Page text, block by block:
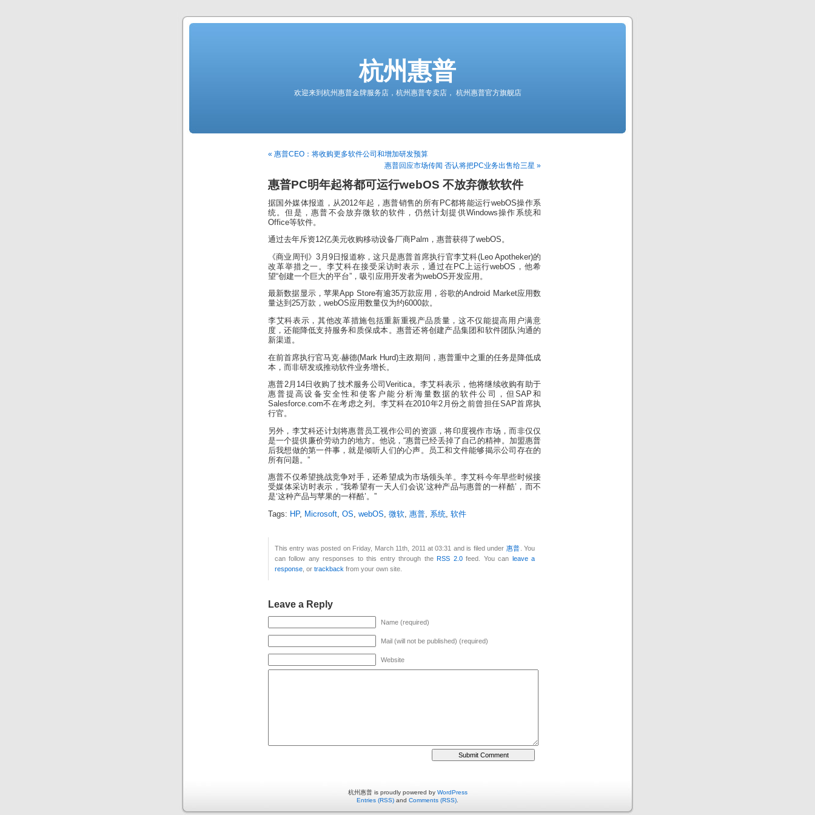
杭州惠普
欢迎来到杭州惠普金牌服务店，杭州惠普专卖店， 杭州惠普官方旗舰店
« 惠普CEO：将收购更多软件公司和增加研发预算
惠普回应市场传闻 否认将把PC业务出售给三星 »
惠普PC明年起将都可运行webOS 不放弃微软软件
据国外媒体报道，从2012年起，惠普销售的所有PC都将能运行webOS操作系
统。但是，惠普不会放弃微软的软件，仍然计划提供Windows操作系统和
Office等软件。
通过去年斥资12亿美元收购移动设备厂商Palm，惠普获得了webOS。
《商业周刊》3月9日报道称，这只是惠普首席执行官李艾科(Leo Apotheker)的
改革举措之一。李艾科在接受采访时表示，通过在PC上运行webOS，他希
望“创建一个巨大的平台”，吸引应用开发者为webOS开发应用。
最新数据显示，苹果App Store有逾35万款应用，谷歌的Android Market应用数
量达到25万款，webOS应用数量仅为约6000款。
李艾科表示，其他改革措施包括重新重视产品质量，这不仅能提高用户满意
度，还能降低支持服务和质保成本。惠普还将创建产品集团和软件团队沟通的
新渠道。
在前首席执行官马克·赫德(Mark Hurd)主政期间，惠普重中之重的任务是降低成
本，而非研发或推动软件业务增长。
惠普2月14日收购了技术服务公司Veritica。李艾科表示，他将继续收购有助于
惠普提高设备安全性和使客户能分析海量数据的软件公司，但SAP和
Salesforce.com不在考虑之列。李艾科在2010年2月份之前曾担任SAP首席执
行官。
另外，李艾科还计划将惠普员工视作公司的资源，将印度视作市场，而非仅仅
是一个提供廉价劳动力的地方。他说，“惠普已经丢掉了自己的精神。加盟惠普
后我想做的第一件事，就是倾听人们的心声。员工和文件能够揭示公司存在的
所有问题。”
惠普不仅希望挑战竞争对手，还希望成为市场领头羊。李艾科今年早些时候接
受媒体采访时表示，“我希望有一天人们会说‘这种产品与惠普的一样酷’，而不
是‘这种产品与苹果的一样酷’。”
Tags: HP, Microsoft, OS, webOS, 微软, 惠普, 系统, 软件
This entry was posted on Friday, March 11th, 2011 at 03:31 and is filed under 惠普 . You
can follow any responses to this entry through theRSS 2.0feed. You can leave a
response , or trackback from your own site.
Leave a Reply
Name (required)
Mail (will not be published) (required)
Website
杭州惠普 is proudly powered by WordPress
Entries (RSS) and Comments (RSS)